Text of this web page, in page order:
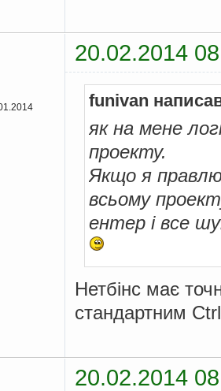
20.02.2014
funivan
як на мене
проекту.
Якщо я
всьому
ентер і все
Нетбінс має
стандартним
20.02.2014